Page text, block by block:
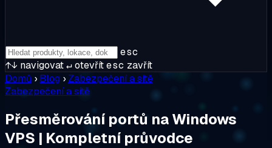
esc
↑↓ navigovat↵otevřítesc zavřít
Domů › Blog › Zabezpečení a sítě
Zabezpečení a sítě
Přesměrování portů na Windows
VPS | Kompletní průvodce